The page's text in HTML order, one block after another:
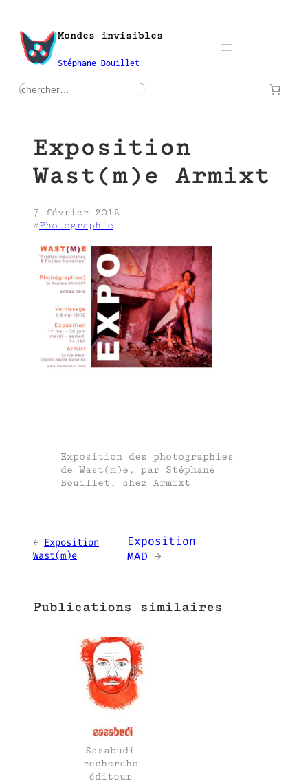
contenu
Mondes invisibles
Stéphane Bouillet
rechercher
Exposition
Wast(m)e Armixt
7 février 2012
#Photographie
Exposition des photographies
de Wast(m)e, par Stéphane
Bouillet, chez Armixt
← Exposition
Wast(m)e
Exposition
MAD →
Publications similaires
Sasabudi
recherche
éditeur